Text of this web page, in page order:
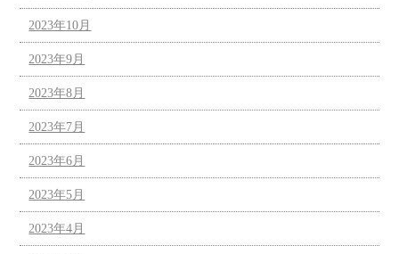
2023年10月
2023年9月
2023年8月
2023年7月
2023年6月
2023年5月
2023年4月